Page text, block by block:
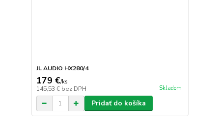
JL AUDIO HX280/4
179 €/ks
145,53 € bez DPH Skladom
Pridať do košíka